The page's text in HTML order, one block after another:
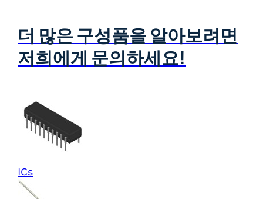
더 많은 구성품을 알아보려면
저희에게 문의하세요!
ICs